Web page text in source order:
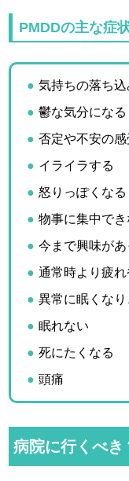
PMDDの主な症
気持ちの落ち
鬱な気分になる
否定や不安の
イライラする
怒りっぽくなる
物事に集中でき
今まで興味が
通常時より疲れ
異常に眠くな
眠れない
死にたくなる
頭痛
病院に行くべき